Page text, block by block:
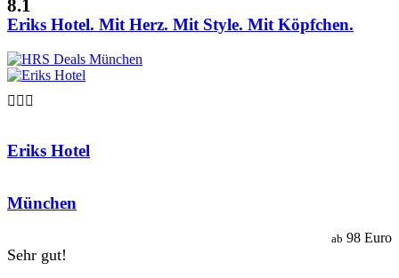
8.1
Eriks Hotel. Mit Herz. Mit Style. Mit Köpfchen.

Eriks Hotel
München
Sehr gut!
ab 98 Euro